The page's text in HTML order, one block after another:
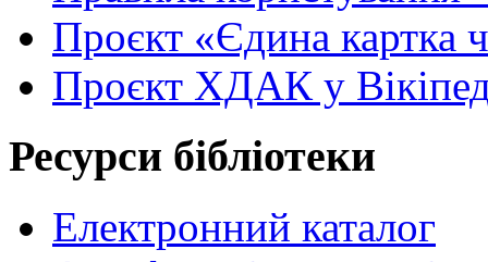
Проєкт «Єдина картка
Проєкт ХДАК у
Ресурси бібліотеки
Електронний каталог